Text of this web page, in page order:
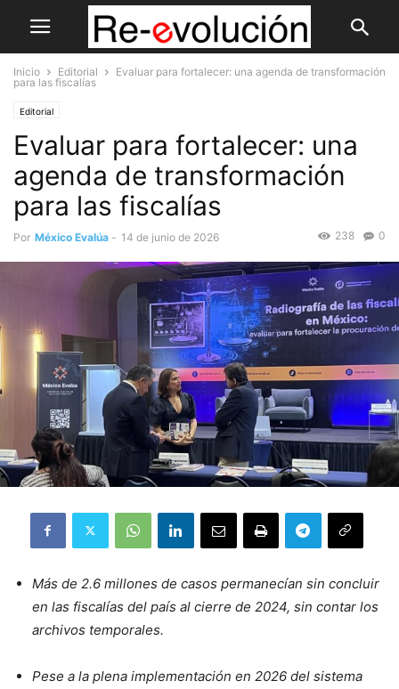
Inicio Editorial
Evaluar para fortalecer: una agenda de transformación
para las fiscalías
Editorial
Evaluar para fortalecer: una
agenda de transformación
para las fiscalías
Por México Evalúa - 14 de junio de 2026 0
238
Más de 2.6 millones de casos permanecían sin concluir
en las fiscalías del país al cierre de 2024, sin contar los
archivos temporales.
Pese a la plena implementación en 2026 del sistema